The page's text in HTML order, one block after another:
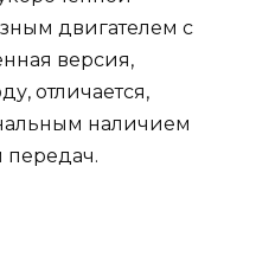
двигателем с
версия,
отличается,
наличием
передач.